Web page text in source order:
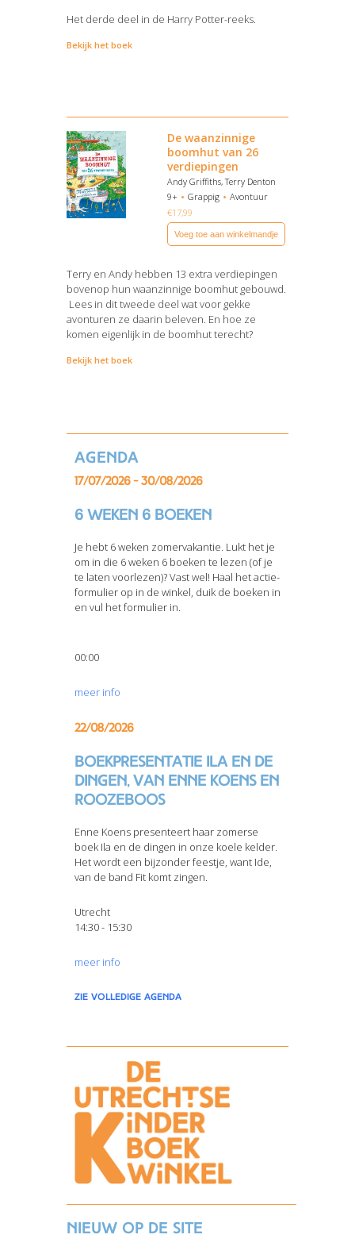
Het derde deel in de Harry Potter-reeks.
Bekijk het boek
De waanzinnige
boomhut van 26
verdiepingen
Andy Griffiths, Terry Denton
9+
Grappig
Avontuur
€17,99
Voeg toe aan winkelmandje
Terry en Andy hebben 13 extra verdiepingen
bovenop hun waanzinnige boomhut gebouwd.
Lees in dit tweede deel wat voor gekke
avonturen ze daarin beleven. En hoe ze
komen eigenlijk in de boomhut terecht?
Bekijk het boek
Agenda
17/07/2026 - 30/08/2026
6 weken 6 boeken
Je hebt 6 weken zomervakantie. Lukt het je
om in die 6 weken 6 boeken te lezen (of je
te laten voorlezen)? Vast wel! Haal het actie-
formulier op in de winkel, duik de boeken in
en vul het formulier in.
00:00
meer info
22/08/2026
Boekpresentatie Ila en de
dingen, van Enne Koens en
Roozeboos
Enne Koens presenteert haar zomerse
boek Ila en de dingen in onze koele kelder.
Het wordt een bijzonder feestje, want Ide,
van de band Fit komt zingen.
Utrecht
14:30 - 15:30
meer info
zie volledige agenda
Nieuw op de site